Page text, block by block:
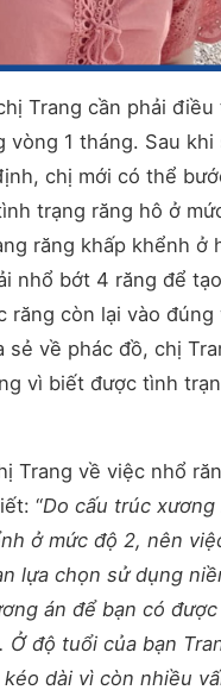
Trang cần phải điều
vòng 1 tháng. Sau khi
chị mới có thể
trạng răng hô ở
răng khấp khểnh ở
nhổ bớt 4 răng để
răng còn lại vào đúng
sẻ về phác đồ, chị
vì biết được tình
Trang về việc nhổ
“Do cấu trúc xương
ở mức độ 2, nên
lựa chọn sử dụng
án để bạn có
Ở độ tuổi của bạn
dài vì còn nhiều